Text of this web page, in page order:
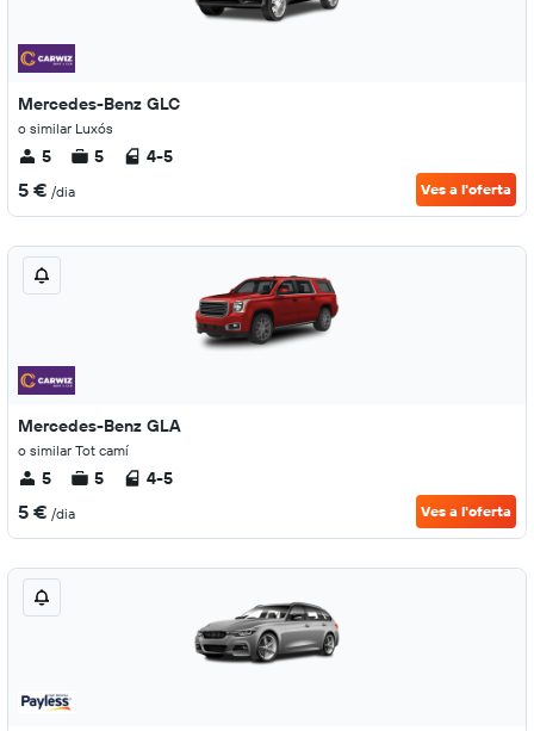
Mercedes-Benz GLC
o similar Luxós
5 5 4-5
5 € /dia Ves a l'oferta
Mercedes-Benz GLA
o similar Tot camí
5 5 4-5
5 € /dia Ves a l'oferta